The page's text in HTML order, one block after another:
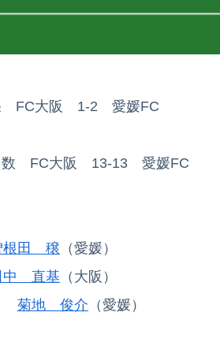
FC大阪 1-2 愛媛FC
数 FC大阪 13-13 愛媛FC
根田 穣 （愛媛）
中 直基 （大阪）
菊地 俊介 （愛媛）